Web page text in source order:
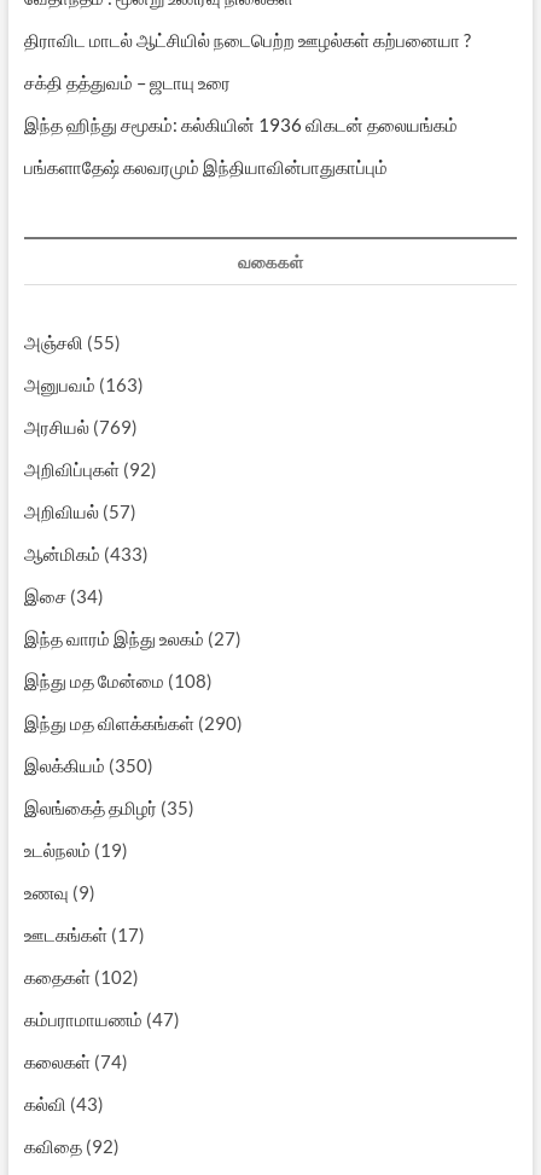
திராவிட மாடல் ஆட்சியில் நடைபெற்ற ஊழல்கள் கற்பனையா ?
சக்தி தத்துவம் – ஜடாயு உரை
இந்த ஹிந்து சமூகம்: கல்கியின் 1936 விகடன் தலையங்கம்
பங்களாதேஷ் கலவரமும் இந்தியாவின்பாதுகாப்பும்
வகைகள்
அஞ்சலி (55)
அனுபவம் (163)
அரசியல்(769)
அறிவிப்புகள்(92)
அறிவியல்(57)
ஆன்மிகம் (433)
இசை(34)
இந்த வாரம் இந்து உலகம் (27)
இந்து மத மேன்மை (108)
இந்து மத விளக்கங்கள்(290)
இலக்கியம் (350)
இலங்கைத் தமிழர் (35)
உடல்நலம் (19)
உணவு (9)
ஊடகங்கள்(17)
கதைகள்(102)
கம்பராமாயணம் (47)
கலைகள்(74)
கல்வி (43)
கவிதை(92)